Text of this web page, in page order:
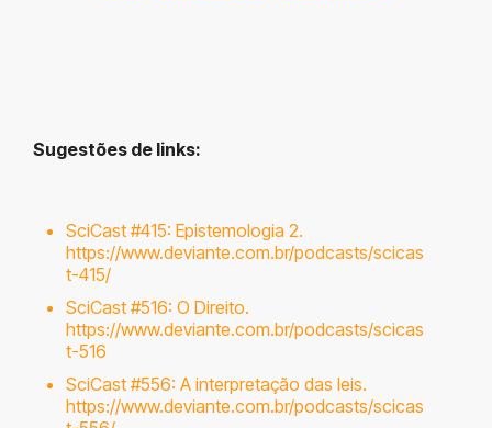
Sugestões de links:
SciCast #415: Epistemologia 2.
https://www.deviante.com.br/podcasts/scicas
t-415/
SciCast #516: O Direito.
https://www.deviante.com.br/podcasts/scicas
t-516
SciCast #556: A interpretação das leis.
https://www.deviante.com.br/podcasts/scicas